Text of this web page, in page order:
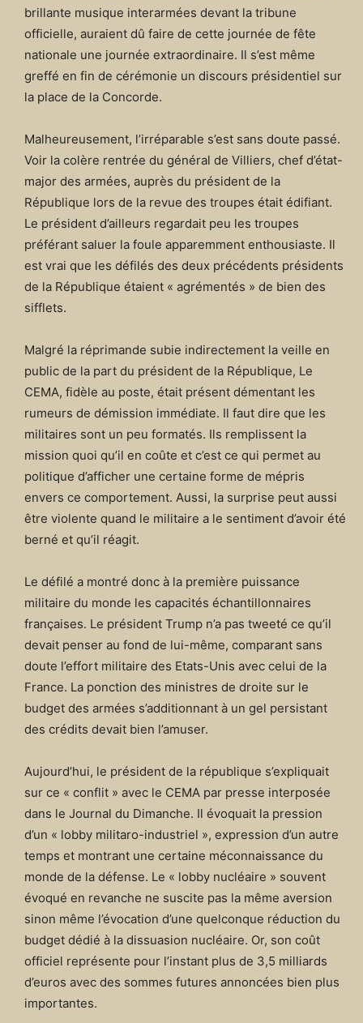
brillante musique interarmées devant la tribune
officielle, auraient dû faire de cette journée de fête
nationale une journée extraordinaire. Il s’est même
greffé en fin de cérémonie un discours présidentiel sur
la place de la Concorde.
Malheureusement, l’irréparable s’est sans doute passé.
Voir la colère rentrée du général de Villiers, chef d’état-
major des armées, auprès du président de la
République lors de la revue des troupes était édifiant.
Le président d’ailleurs regardait peu les troupes
préférant saluer la foule apparemment enthousiaste. Il
est vrai que les défilés des deux précédents présidents
de la République étaient « agrémentés » de bien des
sifflets.
Malgré la réprimande subie indirectement la veille en
public de la part du président de la République, Le
CEMA, fidèle au poste, était présent démentant les
rumeurs de démission immédiate. Il faut dire que les
militaires sont un peu formatés. Ils remplissent la
mission quoi qu’il en coûte et c’est ce qui permet au
politique d’afficher une certaine forme de mépris
envers ce comportement. Aussi, la surprise peut aussi
être violente quand le militaire a le sentiment d’avoir été
berné et qu’il réagit.
Le défilé a montré donc à la première puissance
militaire du monde les capacités échantillonnaires
françaises. Le président Trump n’a pas tweeté ce qu’il
devait penser au fond de lui-même, comparant sans
doute l’effort militaire des Etats-Unis avec celui de la
France. La ponction des ministres de droite sur le
budget des armées s’additionnant à un gel persistant
des crédits devait bien l’amuser.
Aujourd’hui, le président de la république s’expliquait
sur ce « conflit » avec le CEMA par presse interposée
dans le Journal du Dimanche. Il évoquait la pression
d’un « lobby militaro-industriel », expression d’un autre
temps et montrant une certaine méconnaissance du
monde de la défense. Le « lobby nucléaire » souvent
évoqué en revanche ne suscite pas la même aversion
sinon même l’évocation d’une quelconque réduction du
budget dédié à la dissuasion nucléaire. Or, son coût
officiel représente pour l’instant plus de 3,5 milliards
d’euros avec des sommes futures annoncées bien plus
importantes.